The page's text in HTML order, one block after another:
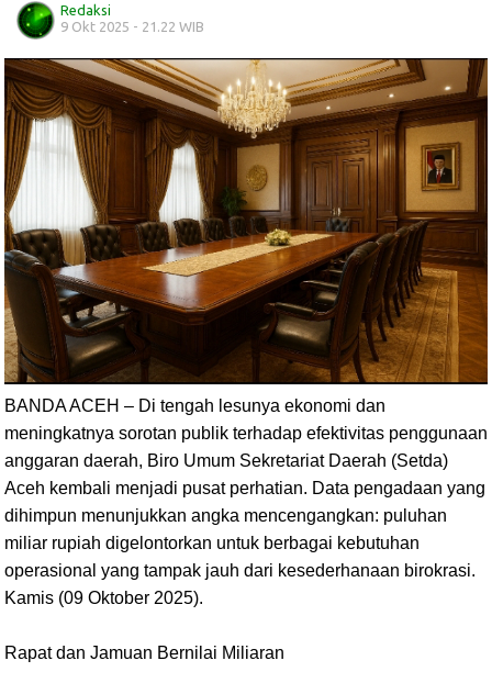
Redaksi
9 Okt 2025 - 21.22 WIB
BANDA ACEH – Di tengah lesunya ekonomi dan
meningkatnya sorotan publik terhadap efektivitas penggunaan
anggaran daerah, Biro Umum Sekretariat Daerah (Setda)
Aceh kembali menjadi pusat perhatian. Data pengadaan yang
dihimpun menunjukkan angka mencengangkan: puluhan
miliar rupiah digelontorkan untuk berbagai kebutuhan
operasional yang tampak jauh dari kesederhanaan birokrasi.
Kamis (09 Oktober 2025).
Rapat dan Jamuan Bernilai Miliaran